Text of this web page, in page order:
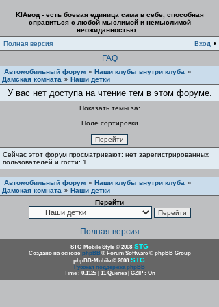
KIAвод - есть боевая единица сама в себе, способная
справиться с любой мыслимой и немыслимой
неожиданностью...
Полная версия
Вход •
FAQ
Автомобильный форум » Наши клубы внутри клуба »
Дамская комната » Наши детки
У вас нет доступа на чтение тем в этом форуме.
Показать темы за:
Поле сортировки
Сейчас этот форум просматривают: нет зарегистрированных
пользователей и гости: 1
Автомобильный форум » Наши клубы внутри клуба »
Дамская комната » Наши детки
Перейти
Полная версия
STG-Mobile Style © 2008 STG
Создано на основе phpBB® Forum Software © phpBB Group
phpBB-Mobile © 2008 STG
Русская поддержка phpBB
Time : 0.112s | 11 Queries | GZIP : On